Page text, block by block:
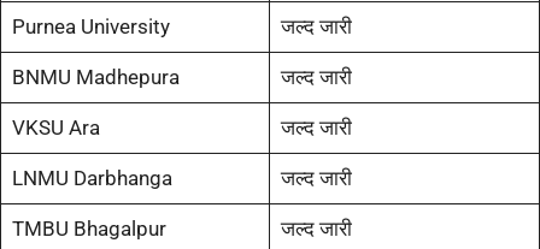
Purnea University जल्द जारी
BNMU Madhepura जल्द जारी
VKSU Ara जल्द जारी
LNMU Darbhanga जल्द जारी
TMBU Bhagalpur जल्द जारी